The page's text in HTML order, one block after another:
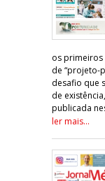
os primeiros
de “projeto-
desafio que
de
publicada
ler mais...